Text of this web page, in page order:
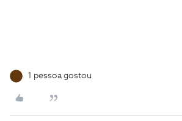
1 pessoa gostou